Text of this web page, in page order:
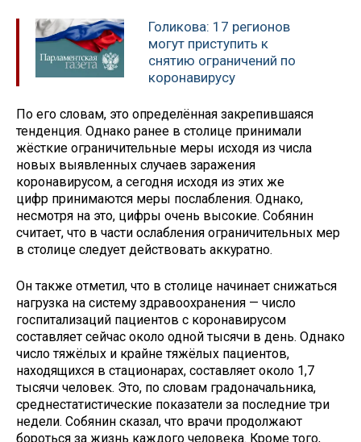
Голикова: 17 регионов
могут приступить к
снятию ограничений по
коронавирусу
По его словам, это определённая закрепившаяся
тенденция. Однако ранее в столице принимали
жёсткие ограничительные меры исходя из числа
новых выявленных случаев заражения
коронавирусом, а сегодня исходя из этих же
цифр принимаются меры послабления. Однако,
несмотря на это, цифры очень высокие. Собянин
считает, что в части ослабления ограничительных мер
в столице следует действовать аккуратно.
Он также отметил, что в столице начинает снижаться
нагрузка на систему здравоохранения — число
госпитализаций пациентов с коронавирусом
составляет сейчас около одной тысячи в день. Однако
число тяжёлых и крайне тяжёлых пациентов,
находящихся в стационарах, составляет около 1,7
тысячи человек. Это, по словам градоначальника,
среднестатистические показатели за последние три
недели. Собянин сказал, что врачи продолжают
бороться за жизнь каждого человека. Кроме того,